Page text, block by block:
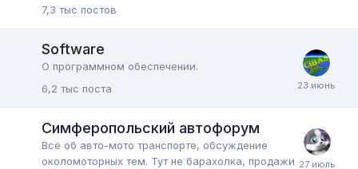
7,3 тыс постов
Software
О программном обеспечении.
6,2 тыс поста
Симферопольский автофорум
Всё об авто-мото транспорте, обсуждение
околомоторных тем. Тут не барахолка, продажи